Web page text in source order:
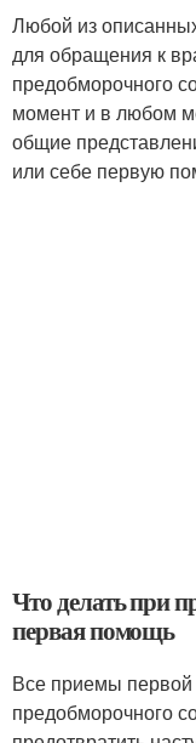
Любой из
для обращения к
предобморочного
момент и в любом
общие
или себе первую
Что делать при
первая помощь
Все приемы
предобморочного